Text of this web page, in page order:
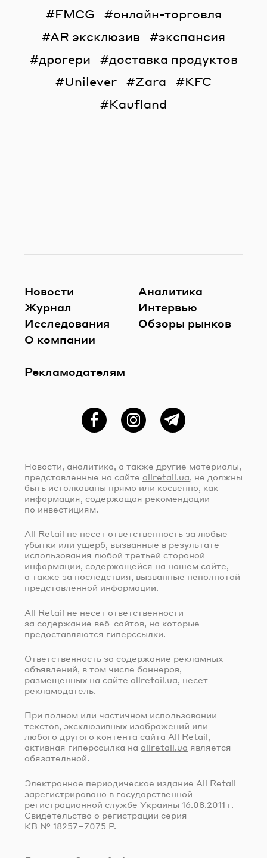
FMCG
онлайн-торговля
AR эксклюзив
экспансия
дрогери
доставка продуктов
Unilever
Zara
KFC
Kaufland
Новости
Журнал
Исследования
О компании
Рекламодателям
Аналитика
Интервью
Обзоры рынков
ФейсбукInstagramTelegram
Новости, аналитика, а также другие материалы,
представленные на сайте allretail.ua, не должны
быть истолкованы прямо или косвенно, как
информация, содержащая рекомендации
по инвестициям.
All Retail не несет ответственность за любые
убытки или ущерб, вызванные в результате
использования любой третьей стороной
информации, содержащейся на нашем сайте,
а также за последствия, вызванные неполнотой
представленной информации.
All Retail не несет ответственности
за содержание веб-сайтов , на которые
предоставляются гиперссылки.
Ответственность за содержание рекламных
объявлений, в том числе баннеров,
размещенных на сайте allretail.ua, несет
рекламодатель.
При полном или частичном использовании
текстов, эксклюзивных изображений или
любого другого контента сайта All Retail,
активная гиперссылка на allretail.ua является
обязательной.
Электронное периодическое издание All Retail
зарегистрировано в государственной
регистрационной службе Украины 16.08.2011 г.
Свидетельство о регистрации серия
КВ № 18257–7075 Р.